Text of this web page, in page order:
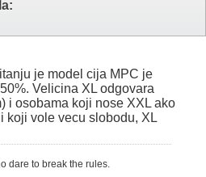
je model cija MPC je
Velicina XL odgovara
i osobama koji nose XXL ako
koji vole vecu slobodu, XL
dare to break the rules.